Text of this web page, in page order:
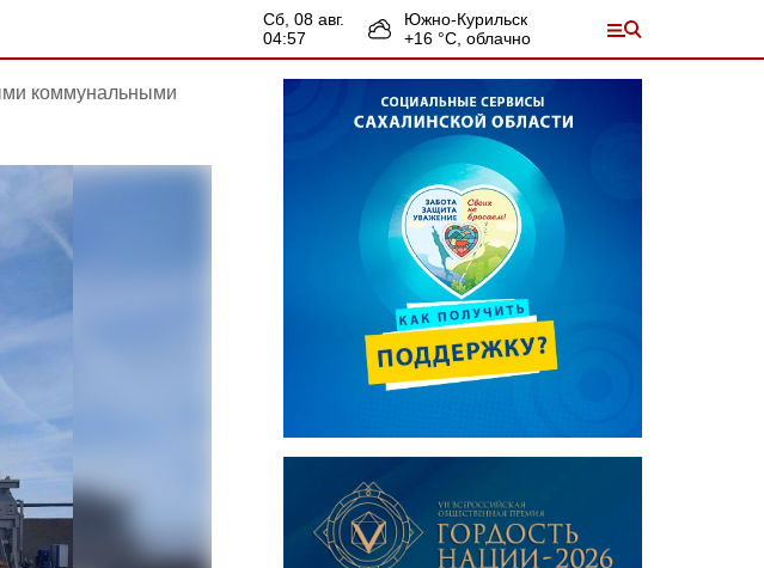
сб, 08 авг.
04:57
Южно-Курильск
+16 °С, облачно
коммунальными